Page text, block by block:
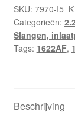
HDI
1622CW
1622AF
aantal
SKU: 7970-
Categorieën:
Slangen,
Tags: 1622AF,
Beschrijving